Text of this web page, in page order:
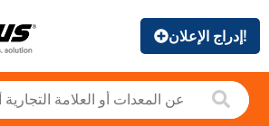
إدراج الإعلان!